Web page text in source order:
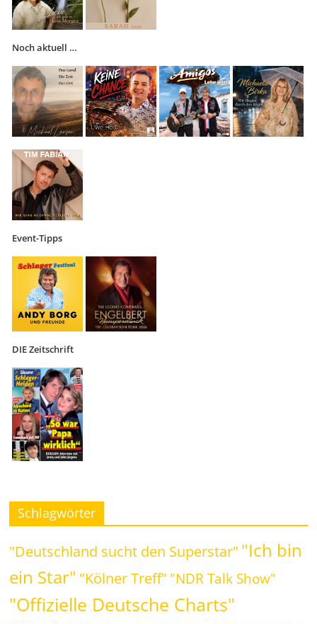
Noch aktuell …
Event-Tipps
DIE Zeitschrift
Schlagwörter
"Deutschland sucht den Superstar" "Ich bin
ein Star" "Kölner Treff" "NDR Talk Show"
"Offizielle Deutsche Charts"